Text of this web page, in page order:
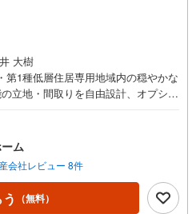
大樹
第1種低層住居専用地域内の穏やかな
立地・間取りを自由設計、オプショ
リー21グローバルホームはこんな
横浜市神奈川区を中心に不動産多
。戸建、マンション、土地の購入
わることは何でもお任せくださ
ッフが揃っています。住宅ローン、
各種手続きは、お客様に最適なご提
ム
会社レビュー 8件
（無料）